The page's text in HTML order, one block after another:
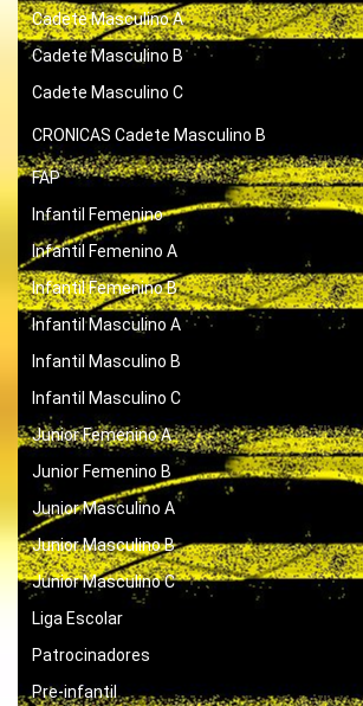
Cadete Masculino A
Cadete Masculino B
Cadete Masculino C
CRONICAS Cadete Masculino B
FAP
Infantil Femenino
Infantil Femenino A
Infantil Femenino B
Infantil Masculino A
Infantil Masculino B
Infantil Masculino C
Junior Femenino A
Junior Femenino B
Junior Masculino A
Junior Masculino B
Junior Masculino C
Liga Escolar
Patrocinadores
Pre-infantil